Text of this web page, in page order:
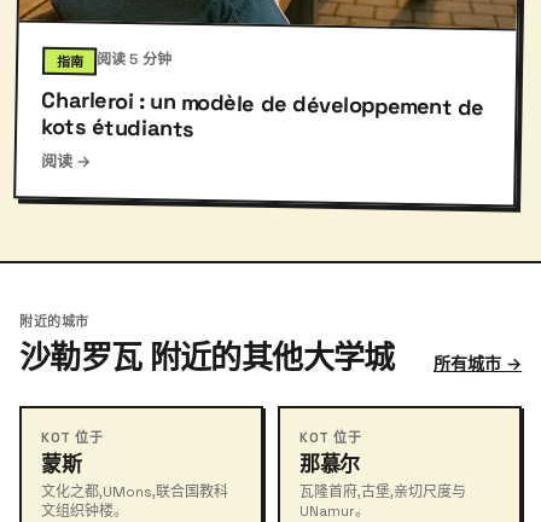
指南 阅读 5 分钟
Charleroi : un modèle de développement de
kots étudiants
阅读 →
附近的城市
沙勒罗瓦 附近的其他大学城 所有城市 →
KOT 位于
蒙斯
文化之都,UMons,联合国教科
文组织钟楼。
KOT 位于
那慕尔
瓦隆首府,古堡,亲切尺度与
UNamur。